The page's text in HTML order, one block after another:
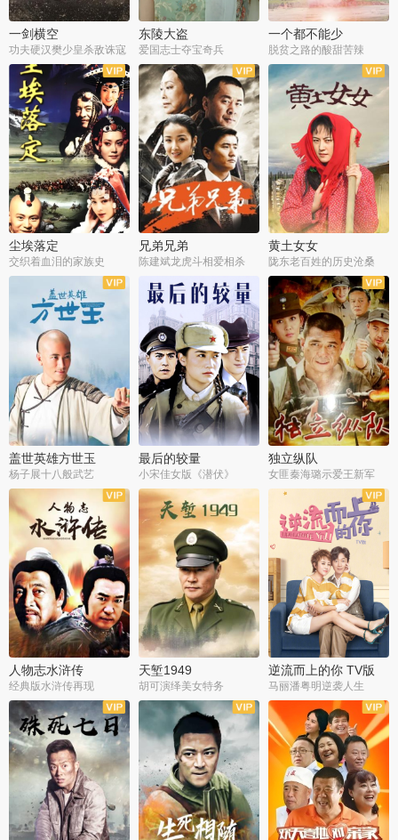
一剑横空
功夫硬汉樊少皇杀敌诛寇
东陵大盗
爱国志士夺宝奇兵
一个都不能少
脱贫之路的酸甜苦辣
全25集
尘埃落定
交织着血泪的家族史
全50集
兄弟兄弟
陈建斌龙虎斗相爱相杀
全23集
黄土女女
陇东老百姓的历史沧桑
全36集
盖世英雄方世玉
杨子展十八般武艺
全28集
最后的较量
小宋佳女版《潜伏》
全44集
独立纵队
女匪秦海璐示爱王新军
全40集
人物志水浒传
经典版水浒传再现
全30集
天堑1949
胡可演绎美女特务
全43集
逆流而上的你 TV版
马丽潘粤明逆袭人生
全34集
全21集 全35集